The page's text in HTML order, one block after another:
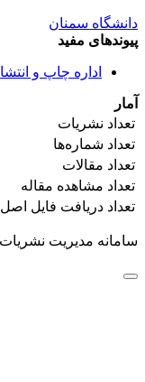
دانشگاه سمنان
پیوندهای مفید
اداره چاپ و
آمار
تعداد نشریات
تعداد شماره‌ها
تعداد مقالات
تعداد مشاهده مقاله
تعداد دریافت فایل
سامانه مدیریت